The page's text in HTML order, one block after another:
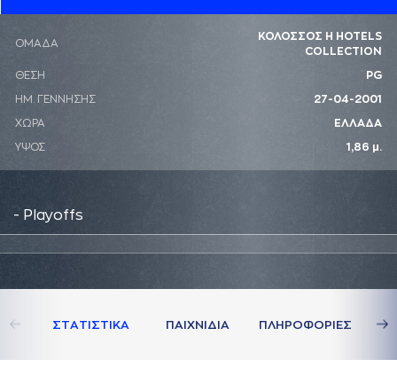
ΟΜΑΔΑ
ΚΟΛΟΣΣΟΣ H HOTELS
COLLECTION
ΘΕΣΗ PG
ΗΜ. ΓΕΝΝΗΣΗΣ 27-04-2001
ΧΩΡΑ ΕΛΛΑΔΑ
ΥΨΟΣ 1,86 μ.
- Playoffs
ΣΤAΤΙΣΤΙΚA ΠAΙΧΝΙΔΙA ΠΛΗΡΟΦΟΡΙΕΣ